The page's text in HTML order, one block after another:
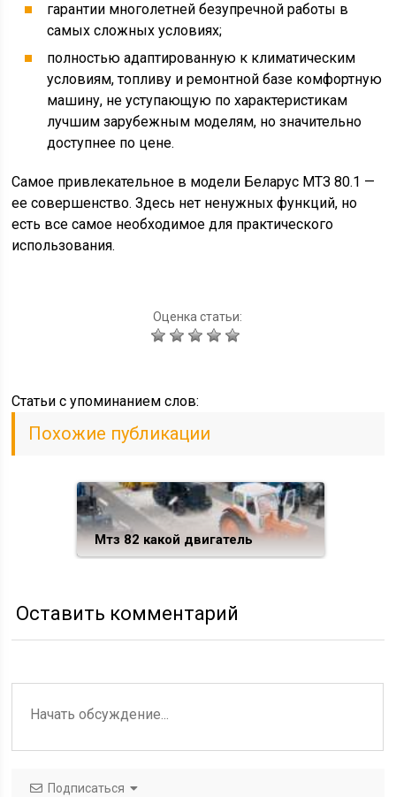
гарантии многолетней безупречной работы в
самых сложных условиях;
полностью адаптированную к климатическим
условиям, топливу и ремонтной базе комфортную
машину, не уступающую по характеристикам
лучшим зарубежным моделям, но значительно
доступнее по цене.
Самое привлекательное в модели Беларус МТЗ 80.1 —
ее совершенство. Здесь нет ненужных функций, но
есть все самое необходимое для практического
использования.
Оценка статьи:
Статьи c упоминанием слов:
Похожие публикации
Мтз 82 какой двигатель
Оставить комментарий
Подписаться